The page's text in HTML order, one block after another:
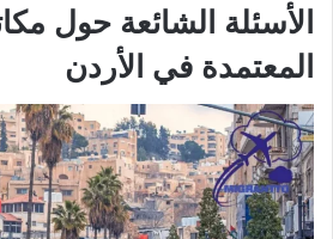
الأسئلة الشائعة حول
المعتمدة في الأردن